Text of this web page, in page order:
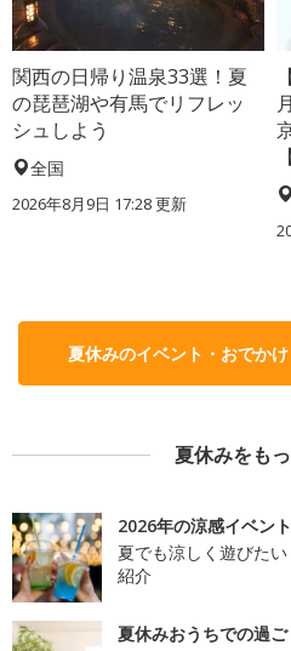
関西の日帰り温泉33選！夏
の琵琶湖や有馬でリフレッ
シュしよう
全国
2026年8月9日 17:28更新
夏休みのイベント・おでか
夏休みをも
2026年の涼感イベン
夏でも涼しく遊びた
紹介
夏休みおうちでの過